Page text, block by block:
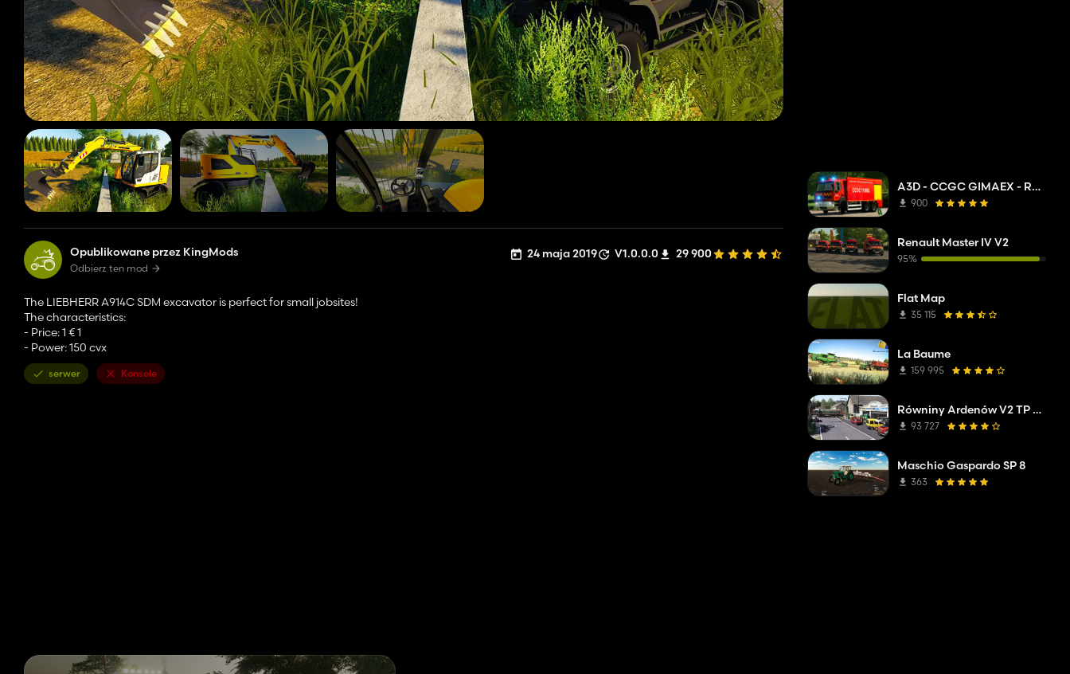
Opublikowane przez KingMods
Odbierz ten mod
24 maja 2019 V1.0.0.0 29 900
The LIEBHERR A914C SDM excavator is perfect for small jobsites!
The characteristics:
- Price: 1 € 1
- Power: 150 cvx
serwer Konsole
A3D - CCGC GIMAEX - Renault Kerax 2011
900
Renault Master IV V2
95%
Flat Map
35 115
La Baume
159 995
Równiny Ardenów V2 TP Edytuj
93 727
Maschio Gaspardo SP 8
363